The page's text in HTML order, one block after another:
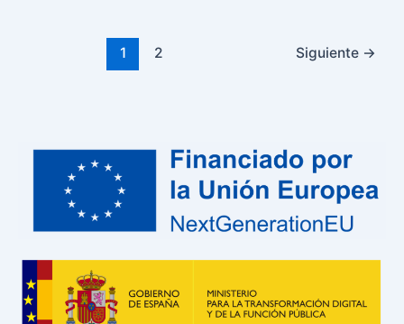
1 2 Siguiente →